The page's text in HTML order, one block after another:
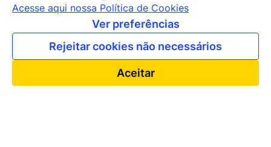
+55 (61) 2027-0203
apexbrasil@apexbrasil.com.br
Nossos escritórios pelo mundo
Acesse aqui nossa Política de Cookies
Ver preferências
Rejeitar cookies não necessários
Aceitar